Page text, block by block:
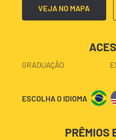
VEJA NO MAPA
GRADUAÇÃO
ESCOLHA O IDIOMA
PRÊMIOS